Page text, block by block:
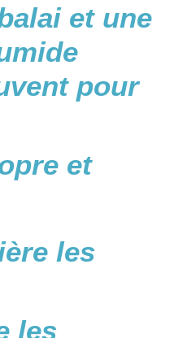
et une
pour
et
les
les